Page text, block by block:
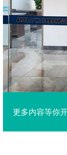
更多内容等你